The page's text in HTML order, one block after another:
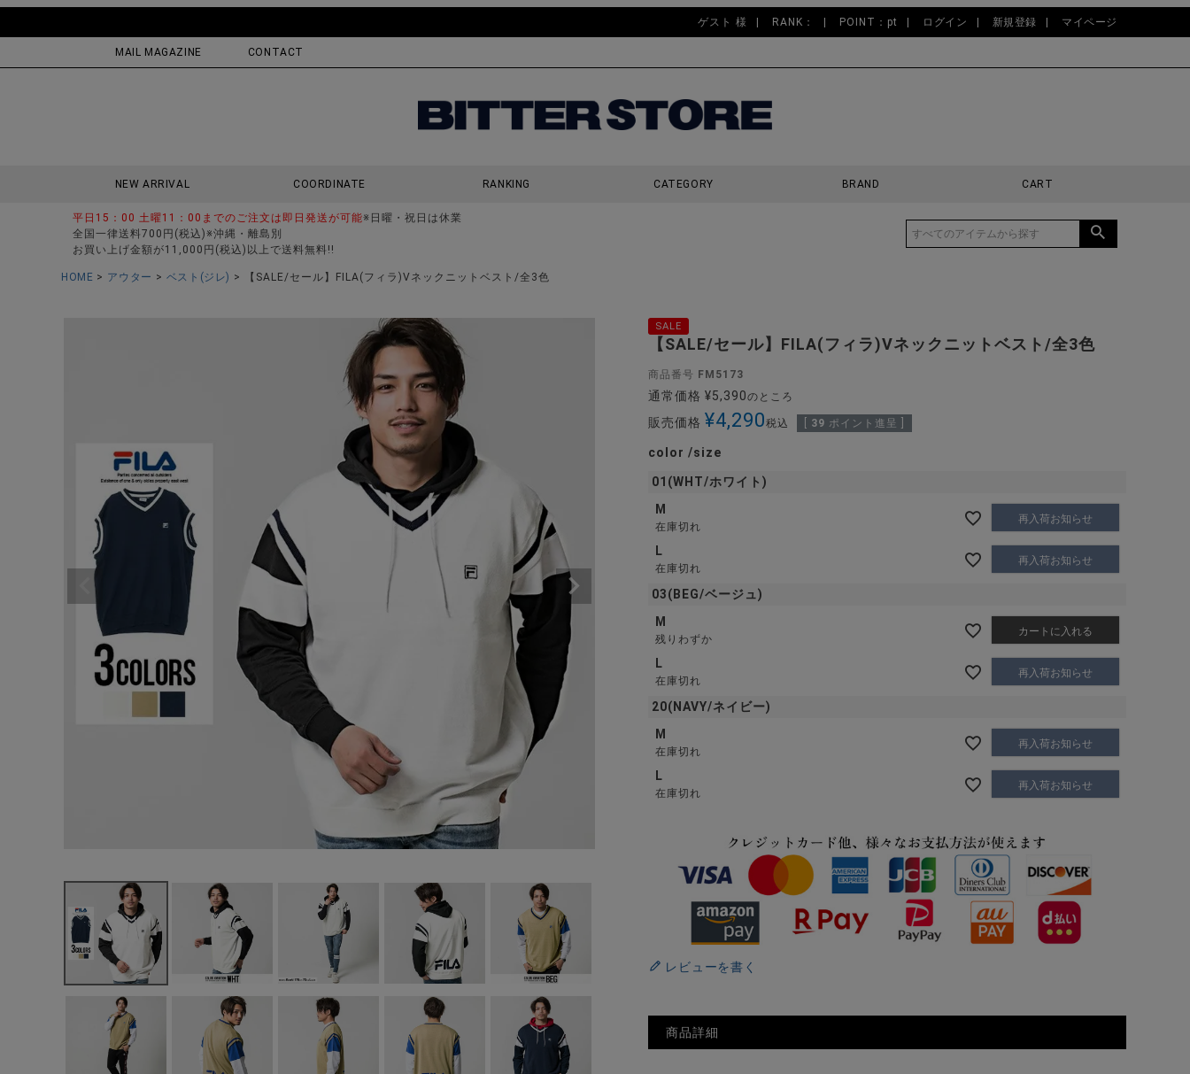
ゲスト 様 RANK： POINT：pt ログイン 新規登録 マイページ
MAIL MAGAZINE CONTACT
NEW ARRIVAL COORDINATE RANKING CATEGORY BRAND CART
平日15：00 土曜11：00までのご注文は即日発送が可能※日曜・祝日は休業
全国一律送料700円(税込)※沖縄・離島別
お買い上げ金額が11,000円(税込)以上で送料無料!!
HOME アウター ベスト(ジレ) 【SALE/セール】FILA(フィラ)Vネックニットベスト/全3色
SALE
【SALE/セール】FILA(フィラ)Vネックニットベスト/全3色
商品番号 FM5173
通常価格 ¥5,390のところ
販売価格 ¥4,290税込 39 ポイント進呈 ]
color size
01(WHT/ホワイト)
M
在庫切れ
再入荷お知らせ
L
在庫切れ
再入荷お知らせ
03(BEG/ベージュ)
M
残りわずか
カートに入れる
L
在庫切れ
再入荷お知らせ
20(NAVY/ネイビー)
M
在庫切れ
再入荷お知らせ
L
在庫切れ
再入荷お知らせ
レビューを書く
商品詳細